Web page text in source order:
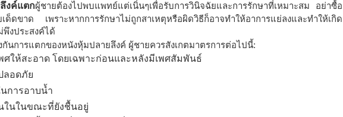
งค์แตกผู้ชายต้องไปพบแพทย์แต่เนิ่นๆเพื่อรับการวินิจฉัยและการรักษาที่เหมาะสม อย่าซื้อ
เด็ดขาด เพราะหากการรักษาไม่ถูกสาเหตุหรือผิดวิธีก็อาจทำให้อาการแย่ลงและทำให้เกิด
งประสงค์ได้
นการแตกของหนังหุ้มปลายลึงค์ ผู้ชายควรสังเกตมาตรการต่อไปนี้:
ศให้สะอาด โดยเฉพาะก่อนและหลังมีเพศสัมพันธ์
ลอดภัย
การอาบน้ำ
ในในขณะที่ยังชื้นอยู่